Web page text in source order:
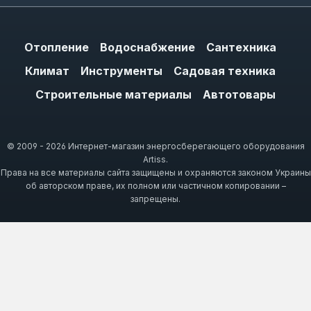
полупрофессиональный ремонт.
Как выбрать: длина, захват и тип
Для труб диаметром до 1 дюйма (25 мм)
выбирайте длину 250-350 мм и захват 0-55
мм. Тип инструмента: трубный ключ — для
круглых деталей (трубы, муфты),
разводной — для гаек и болтов, клещи —
Отопление Водоснабжение
Сантехника
Климат
Инструменты
Садовая техника
Строительные материалы
Автотовары
© 2009 - 2026 Интернет-магазин энергосберегающего оборудования
Artiss.
Права на все материалы сайта защищены и охраняются законом Украины
об авторском праве, их полном или частичном копировании –
запрещены.